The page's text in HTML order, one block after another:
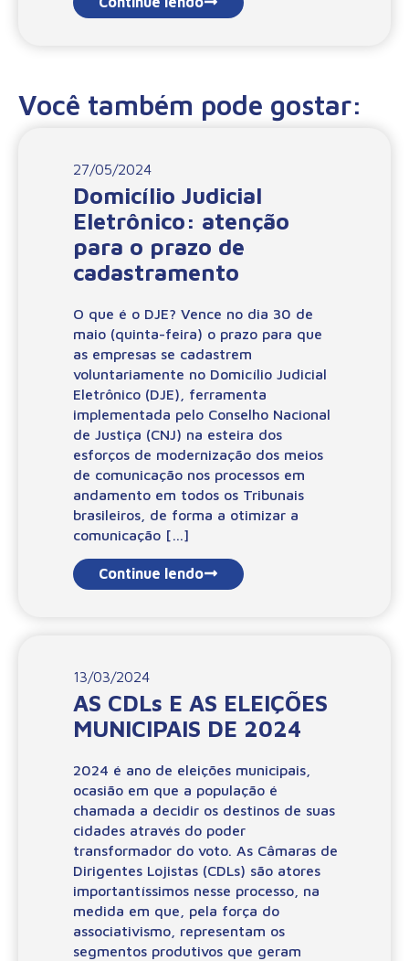
Você também pode gostar:
27/05/2024
Domicílio Judicial
Eletrônico: atenção
para o prazo de
cadastramento
O que é o DJE? Vence no dia 30 de
maio (quinta-feira) o prazo para que
as empresas se cadastrem
voluntariamente no Domicílio Judicial
Eletrônico (DJE), ferramenta
implementada pelo Conselho Nacional
de Justiça (CNJ) na esteira dos
esforços de modernização dos meios
de comunicação nos processos em
andamento em todos os Tribunais
brasileiros, de forma a otimizar a
comunicação […]
Continue lendo
13/03/2024
AS CDLs E AS ELEIÇÕES
MUNICIPAIS DE 2024
2024 é ano de eleições municipais,
ocasião em que a população é
chamada a decidir os destinos de suas
cidades através do poder
transformador do voto. As Câmaras de
Dirigentes Lojistas (CDLs) são atores
importantíssimos nesse processo, na
medida em que, pela força do
associativismo, representam os
segmentos produtivos que geram